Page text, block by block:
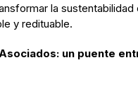
la sustentabilidad
y redituable.
un puente